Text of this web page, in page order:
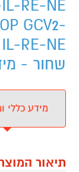
GCV2-
שחור -
מידע כללי
תיאור